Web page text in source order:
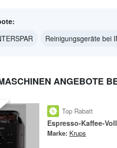
Reinigungsgeräte bei
ANGEBOTE
Top Rabatt
Espresso-Kaffee-
Marke: Krups